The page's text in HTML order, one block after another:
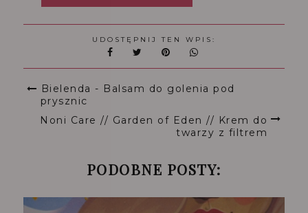
UDOSTĘPNIJ TEN WPIS:
Bielenda - Balsam do golenia pod
prysznic
Noni Care // Garden of Eden // Krem do
twarzy z filtrem
PODOBNE POSTY: